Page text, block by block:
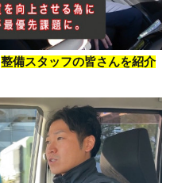
整備スタッフの皆さんを紹介